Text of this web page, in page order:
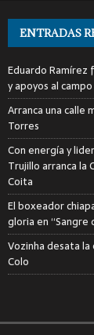
ENTRADAS
Eduardo Ramírez
y apoyos al
Arranca una calle
Torres
Con energía y
Trujillo arranca la
Coita
El boxeador
gloria en “Sangre
Vozinha desata
Colo